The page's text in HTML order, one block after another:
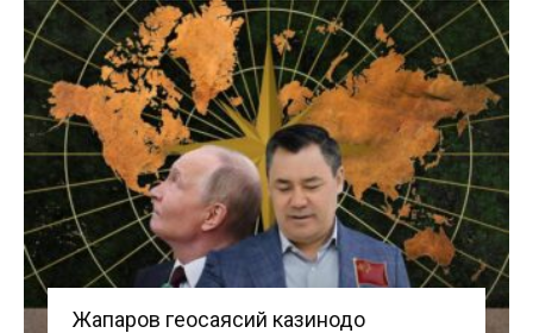
Жапаров геосаясий казинодо